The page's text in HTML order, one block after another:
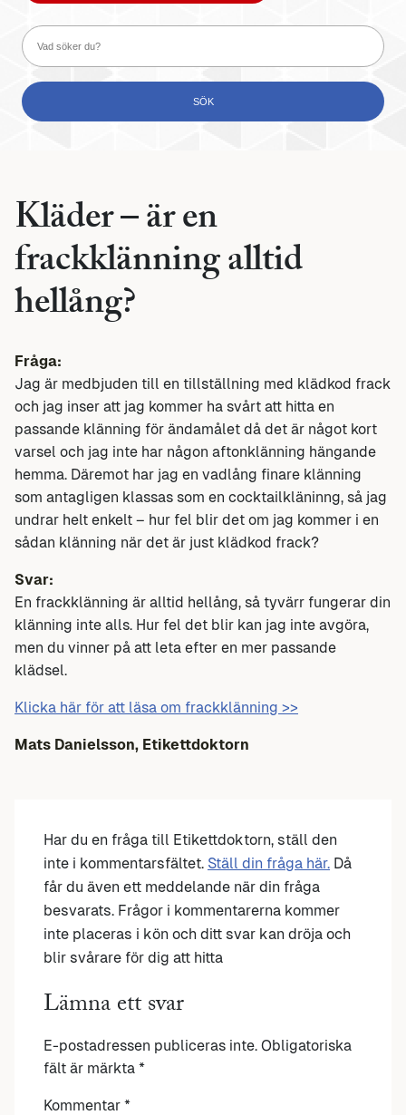
Kläder – är en
frackklänning alltid
hellång?
Fråga:
Jag är medbjuden till en tillställning med klädkod frack
och jag inser att jag kommer ha svårt att hitta en
passande klänning för ändamålet då det är något kort
varsel och jag inte har någon aftonklänning hängande
hemma. Däremot har jag en vadlång finare klänning
som antagligen klassas som en cocktailkläninng, så jag
undrar helt enkelt – hur fel blir det om jag kommer i en
sådan klänning när det är just klädkod frack?
Svar:
En frackklänning är alltid hellång, så tyvärr fungerar din
klänning inte alls. Hur fel det blir kan jag inte avgöra,
men du vinner på att leta efter en mer passande
klädsel.
Klicka här för att läsa om frackklänning >>
Mats Danielsson, Etikettdoktorn
Har du en fråga till Etikettdoktorn, ställ den
inte i kommentarsfältet. Ställ din fråga här. Då
får du även ett meddelande när din fråga
besvarats. Frågor i kommentarerna kommer
inte placeras i kön och ditt svar kan dröja och
blir svårare för dig att hitta
Lämna ett svar
E-postadressen publiceras inte. Obligatoriska
fält är märkta *
Kommentar *